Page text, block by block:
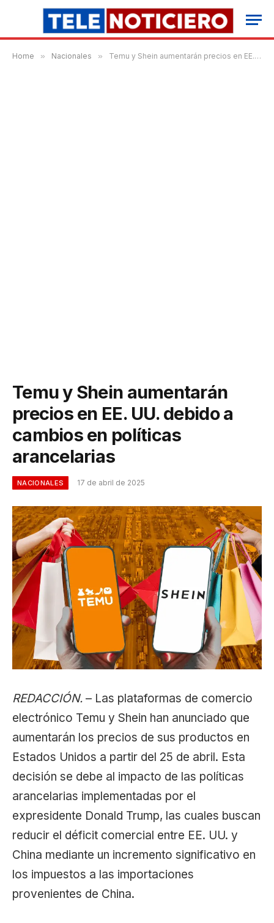
Home » Nacionales » Temu y Shein aumentarán precios en EE. UU. debido a cambios en políticas arancelarias
Temu y Shein aumentarán
precios en EE. UU. debido a
cambios en políticas
arancelarias
NACIONALES 17 de abril de 2025
REDACCIÓN. – Las plataformas de comercio
electrónico Temu y Shein han anunciado que
aumentarán los precios de sus productos en
Estados Unidos a partir del 25 de abril. Esta
decisión se debe al impacto de las políticas
arancelarias implementadas por el
expresidente Donald Trump, las cuales buscan
reducir el déficit comercial entre EE. UU. y
China mediante un incremento significativo en
los impuestos a las importaciones
provenientes de China.